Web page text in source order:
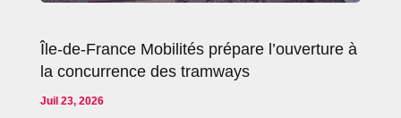
Île-de-France Mobilités prépare l’ouverture à
la concurrence des tramways
Juil 23, 2026